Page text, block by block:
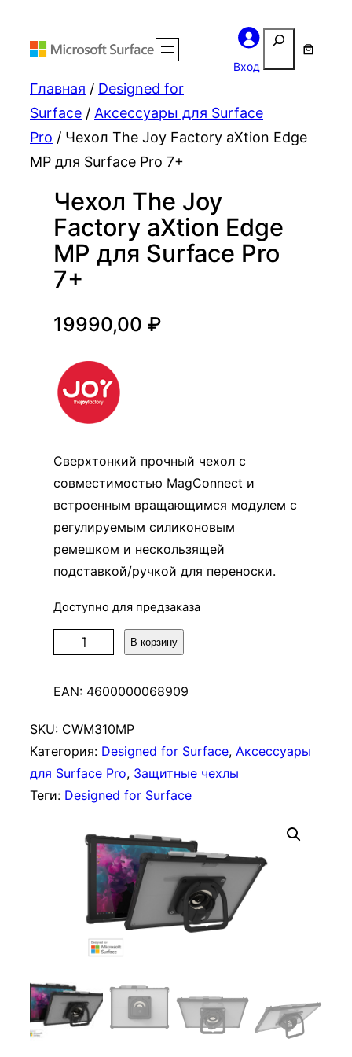
Вход
Поиск
Главная / Designed for
Surface / Аксессуары для Surface
Pro / Чехол The Joy Factory aXtion Edge
MP для Surface Pro 7+
Чехол The Joy
Factory aXtion Edge
MP для Surface Pro
7+
19990,00 ₽
Сверхтонкий прочный чехол с
совместимостью MagConnect и
встроенным вращающимся модулем с
регулируемым силиконовым
ремешком и нескользящей
подставкой/ручкой для переноски.
Доступно для предзаказа
л
ч
е
с
т
Ч
В корзину
EAN: 4600000068909
SKU: CWM310MP
Категория: Designed for Surface, Аксессуары
для Surface Pro, Защитные чехлы
Теги: Designed for Surface